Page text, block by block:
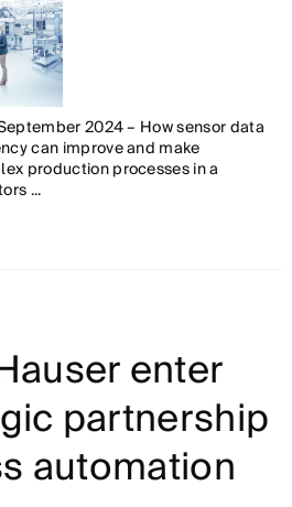
2024 – How sensor data
can improve and make
production processes in a
...
enter
partnership
automation